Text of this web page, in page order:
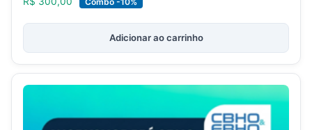
Adicionar ao carrinho